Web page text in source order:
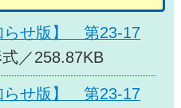
らせ版】 第23-17
／258.87KB
らせ版】 第23-17